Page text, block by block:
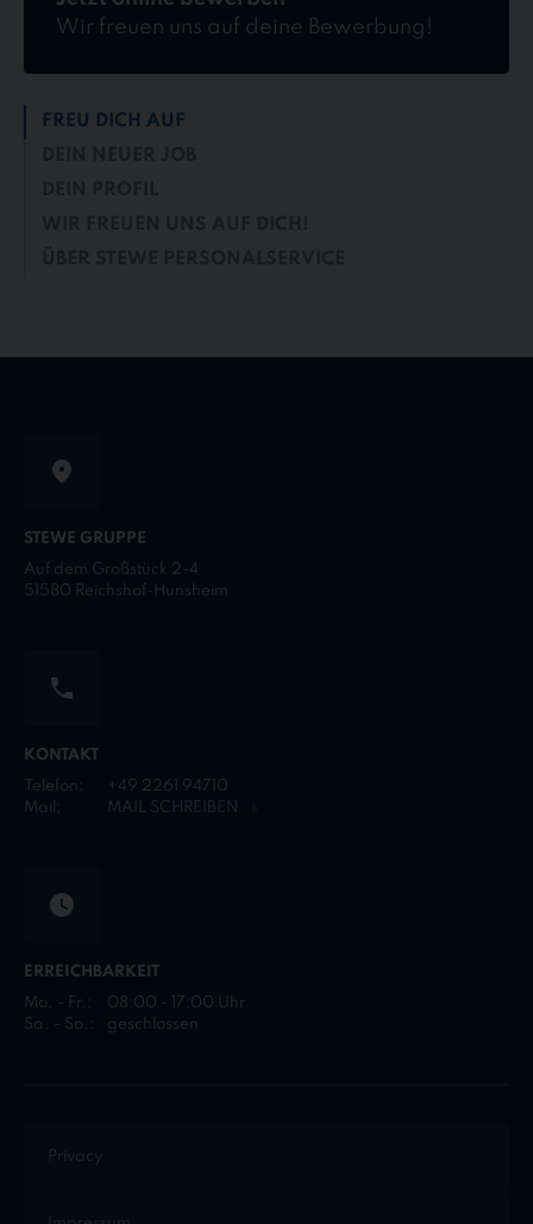
Wir freuen uns auf deine Bewerbung!
FREU DICH AUF
STEWE GRUPPE
Auf dem Großstück 2-4
51580 Reichshof-Hunsheim
KONTAKT
Telefon:
+49 2261 94710
Mail:
MAIL SCHREIBEN
ERREICHBARKEIT
Mo. - Fr.:
08:00 - 17:00 Uhr
Sa. - So.:
geschlossen
Privacy